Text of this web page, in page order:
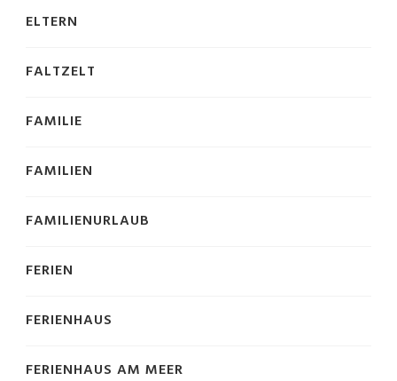
ELTERN
FALTZELT
FAMILIE
FAMILIEN
FAMILIENURLAUB
FERIEN
FERIENHAUS
FERIENHAUS AM MEER